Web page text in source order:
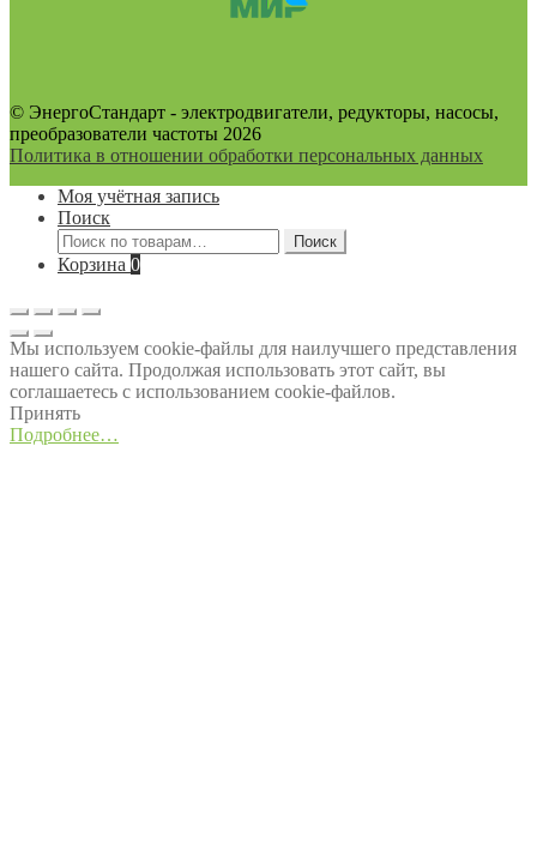
© ЭнергоСтандарт - электродвигатели, редукторы, насосы,
преобразователи частоты 2026
Политика в отношении обработки персональных данных
Моя учётная запись
Поиск
Искать:
Поиск
Корзина 0
Мы используем cookie-файлы для наилучшего представления
нашего сайта. Продолжая использовать этот сайт, вы
соглашаетесь с использованием cookie-файлов.
Принять
Подробнее…